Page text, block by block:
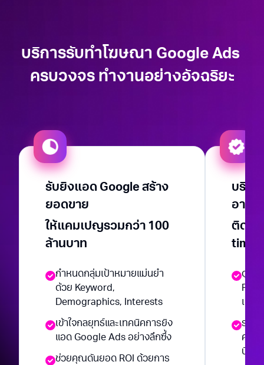
บริการรับทําโฆษณา Google Ads
ครบวงจร ทำงานอย่างอัจฉริยะ
รับยิงแอด Google สร้าง
ยอดขาย
ให้แคมเปญรวมกว่า 100
ล้านบาท
กำหนดกลุ่มเป้าหมายแม่นยำ
ด้วย Keyword,
Demographics, Interests
เข้าใจกลยุทธ์และเทคนิคการยิง
แอด Google Ads อย่างลึกซึ้ง
ช่วยคุณดันยอด ROI ด้วยการ
บริห
อาชีพ
ติดตา
time
ดูแล
เหมา
ราย
คุณมั่
บิดเ